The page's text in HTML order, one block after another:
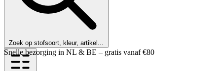
Zoek op stofsoort, kleur, artikel...
Klanten beoordelen ons met een 9,6!